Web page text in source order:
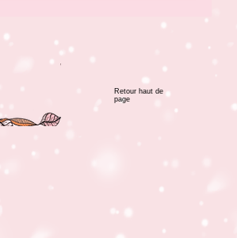
Retour haut de
page